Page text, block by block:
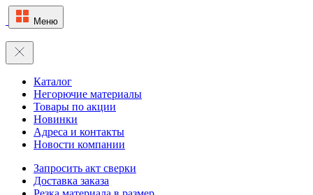
Меню
Каталог
Негорючие материалы
Товары по акции
Новинки
Адреса и контакты
Новости компании
Запросить акт сверки
Доставка заказа